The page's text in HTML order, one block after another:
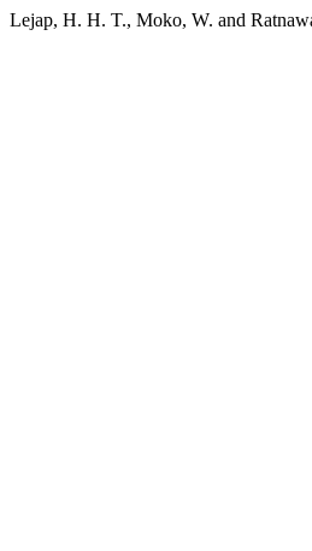
Lejap, H. H. T., Moko, W. and